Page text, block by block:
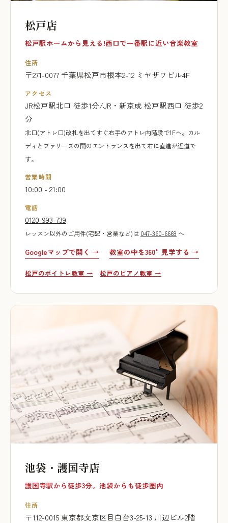
松戸店
松戸駅ホームから見える!西口で一番駅に近い音楽教室
住所
〒271-0077 千葉県松戸市根本2-12 ミヤザワビル4F
アクセス
JR松戸駅北口 徒歩1分/JR・新京成 松戸駅西口 徒歩2
分
北口(アトレ口)改札を出てすぐ右手のアトレ内階段で1Fへ。カル
ディとファリーヌの間のエントランスを出て右に直進が近道で
す。
営業時間
10:00 - 21:00
電話
0120-993-739
レッスン以外のご用件(宅配・営業など)は 047-360-6669 へ
Googleマップで開く → 教室の中を360°見学する →
松戸のボイトレ教室 → 松戸のピアノ教室 →
池袋・護国寺店
護国寺駅から徒歩3分。池袋からも徒歩圏内
住所
〒112-0015 東京都文京区目白台3-25-13 川辺ビル2階